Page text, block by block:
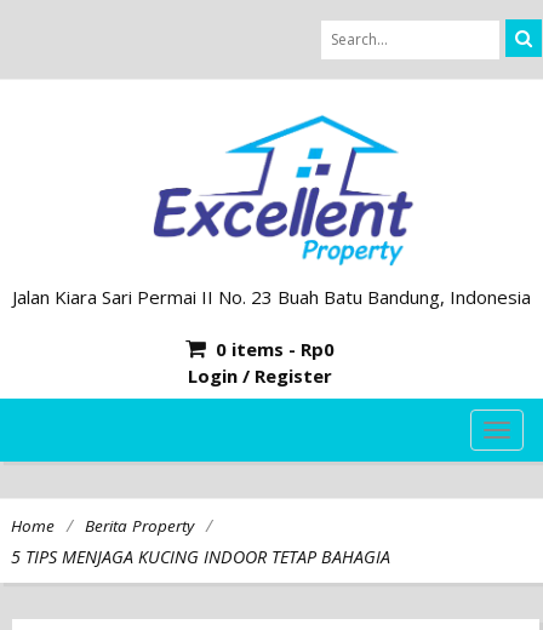
Jalan Kiara Sari Permai II No. 23 Buah Batu Bandung, Indonesia
0 items - Rp0
Login / Register
Home / Berita Property /
5 TIPS MENJAGA KUCING INDOOR TETAP BAHAGIA